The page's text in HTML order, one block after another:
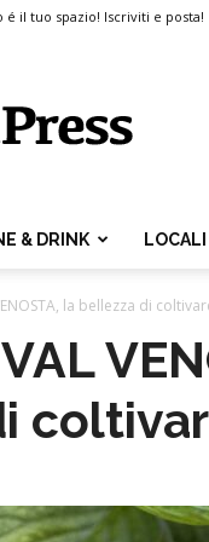
é il tuo spazio! Iscriviti e posta!
& DRINK LOCALI
la bellezza di